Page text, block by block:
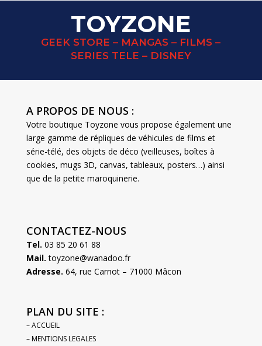
TOYZONE
GEEK STORE – MANGAS – FILMS –
SERIES TELE – DISNEY
A PROPOS DE NOUS :
Votre boutique Toyzone vous propose également une
large gamme de répliques de véhicules de films et
série-télé, des objets de déco (veilleuses, boîtes à
cookies, mugs 3D, canvas, tableaux, posters…) ainsi
que de la petite maroquinerie.
CONTACTEZ-NOUS
Tel. 03 85 20 61 88
Mail. toyzone@wanadoo.fr
Adresse. 64, rue Carnot – 71000 Mâcon
PLAN DU SITE :
– ACCUEIL
– MENTIONS LEGALES